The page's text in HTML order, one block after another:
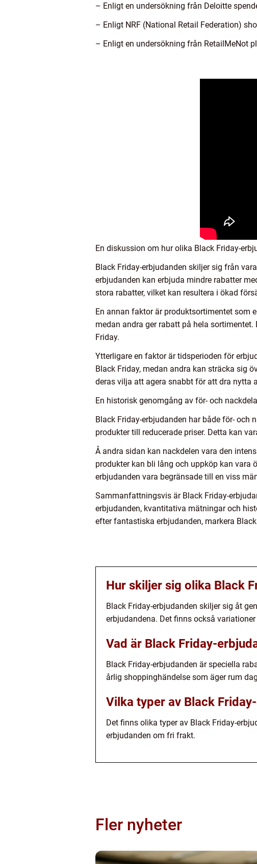
– Enligt en undersökning från Deloitte
– Enligt NRF (National Retail Federation)
– Enligt en undersökning från RetailMeNot
En diskussion om hur olika Black Friday-
Black Friday-erbjudanden skiljer sig från
erbjudanden kan erbjuda mindre rabatter
stora rabatter, vilket kan resultera i ökad
En annan faktor är produktsortimentet som
medan andra ger rabatt på hela
Friday.
Ytterligare en faktor är tidsperioden för
Black Friday, medan andra kan sträcka sig
deras vilja att agera snabbt för att dra nytta
En historisk genomgång av för- och
Black Friday-erbjudanden har både för- och
produkter till reducerade priser. Detta kan
Å andra sidan kan nackdelen vara den
produkter kan bli lång och uppköp kan vara
erbjudanden vara begränsade till en viss
Sammanfattningsvis är Black Friday-
erbjudanden, kvantitativa mätningar och
efter fantastiska erbjudanden, markera
Hur skiljer sig olika Black
Black Friday-erbjudanden skiljer sig åt
erbjudandena. Det finns också
Vad är Black Friday-
Black Friday-erbjudanden är speciella
årlig shoppinghändelse som äger rum
Vilka typer av Black
Det finns olika typer av Black Friday-
erbjudanden om fri frakt.
Fler nyheter